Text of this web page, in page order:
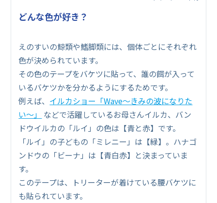
どんな色が好き？
えのすいの鯨類や鰭脚類には、個体ごとにそれぞれ
色が決められています。
その色のテープをバケツに貼って、誰の餌が入って
いるバケツかを分かるようにするためです。
例えば、 イルカショー「Wave～きみの波になりた
い～」
などで活躍しているお母さんイルカ、バン
ドウイルカの「ルイ」の色は【青と赤】です。
「ルイ」の子どもの「ミレニー」は【緑】。ハナゴ
ンドウの「ビーナ」は【青白赤】と決まっていま
す。
このテープは、トリーターが着けている腰バケツに
も貼られています。